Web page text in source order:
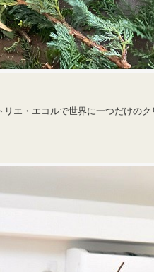
リエ・エコルで世界に一つだけの